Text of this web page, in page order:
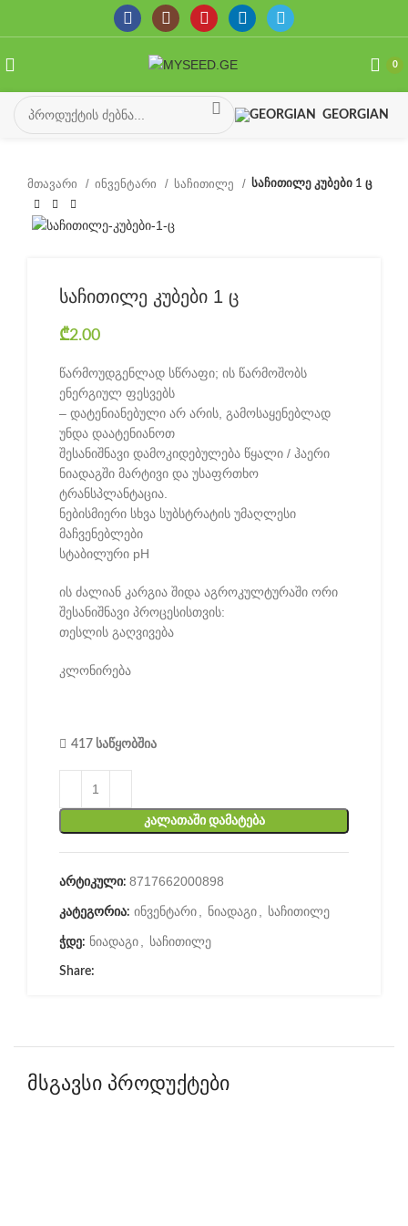
0
GEORGIAN
მთავარი ინვენტარი საჩითილე საჩითილე კუბები 1 ც
საჩითილე კუბები 1 ც
₾2.00
წარმოუდგენლად სწრაფი; ის წარმოშობს
ენერგიულ ფესვებს
– დატენიანებული არ არის, გამოსაყენებლად
უნდა დაატენიანოთ
შესანიშნავი დამოკიდებულება წყალი / ჰაერი
ნიადაგში მარტივი და უსაფრთხო
ტრანსპლანტაცია.
ნებისმიერი სხვა სუბსტრატის უმაღლესი
მაჩვენებლები
სტაბილური pH
ის ძალიან კარგია შიდა აგროკულტურაში ორი
შესანიშნავი პროცესისთვის:
თესლის გაღვივება
კლონირება
417 საწყობშია
ᲙᲐᲚᲐᲗᲐᲨᲘ ᲓᲐᲛᲐᲢᲔᲑᲐ
არტიკული: 8717662000898
კატეგორია: ინვენტარი ნიადაგი საჩითილე
ჭდე: ნიადაგი საჩითილე
Share:
მსგავსი პროდუქტები